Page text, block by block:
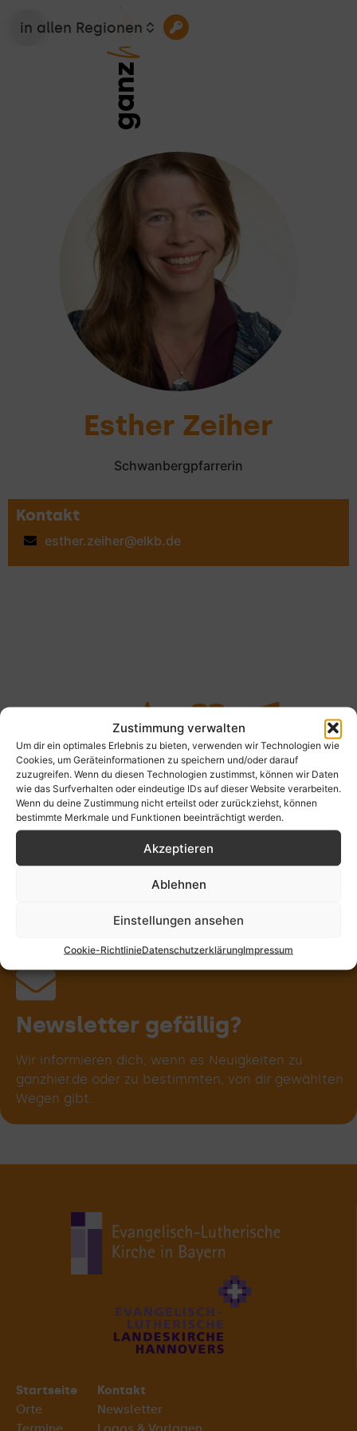
Zustimmung verwalten
Um dir ein optimales Erlebnis zu bieten, verwenden wir Technologien wie
Cookies, um Geräteinformationen zu speichern und/oder darauf
zuzugreifen. Wenn du diesen Technologien zustimmst, können wir Daten
wie das Surfverhalten oder eindeutige IDs auf dieser Website verarbeiten.
Wenn du deine Zustimmung nicht erteilst oder zurückziehst, können
bestimmte Merkmale und Funktionen beeinträchtigt werden.
Akzeptieren
Ablehnen
Einstellungen ansehen
Cookie-RichtlinieDatenschutzerklärungImpressum
in allen Regionen
Esther Zeiher
Schwanbergpfarrerin
Kontakt
esther.zeiher@elkb.de
Stille Rituale Wort Musik
Kunst
Gemein-
schaft
Gremien-
spiritualität
Natur
Verant-
Persön-
Meditation
Kloster
Exerzitien
Gebet
Segen
Taufe
Abendmahl
Übergangs-
Jahres-
Bibel
Theologie
Wortkunst
Journaling
Chor
Posaunen-
Orgel
Pop
Worship
Gregorianik
Taizé
Kirchenraum
Meditatives
Bible Art
Gottesdienst
Gemeinsam
Circling
beGEISTert
Prozess-
Geist &
XXL
Berg-
Pilgern
Natur-
Wilde
Keltische
Körper-
Yoga
Qi Gong
Tanz
Fasten
Sport
Motorrad
Weltver-
Schöpfungs-
Identitäten &
Persönlichkeits-
Geistliche
Seelsorge
Erzähle
Weg!
Teste deinen
Newsletter gefällig?
Wir informieren dich, wenn es Neuigkeiten zu
ganzhier.de oder zu bestimmten, von dir gewählten
Wegen gibt.
Startseite
Orte
Kontakt
Newsletter